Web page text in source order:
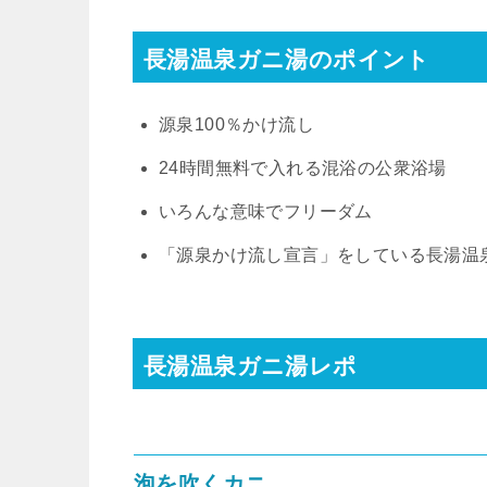
長湯温泉ガニ湯のポイント
源泉100％かけ流し
24時間無料で入れる混浴の公衆浴場
いろんな意味でフリーダム
「源泉かけ流し宣言」をしている長湯温
長湯温泉ガニ湯レポ